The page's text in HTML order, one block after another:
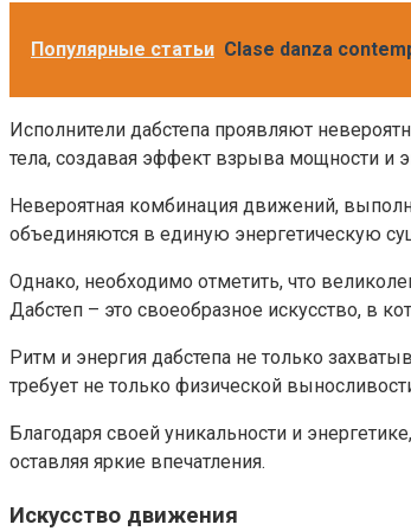
Популярные статьи Clase danza
Исполнители дабстепа проявляют
тела, создавая эффект взрыва мощности и
Невероятная комбинация движений,
объединяются в единую энергетическую
Однако, необходимо отметить, что
Дабстеп – это своеобразное искусство, в
Ритм и энергия дабстепа не только
требует не только физической
Благодаря своей уникальности и
оставляя яркие впечатления.
Искусство движения